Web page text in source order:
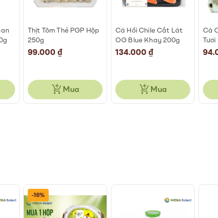
Thịt Tôm Thẻ PGP Hộp
250g
99.000 ₫
Mua
Cá Hồi Chile Cắt Lát
OG Blue Khay 200g
134.000 ₫
Mua
Cá
-16%